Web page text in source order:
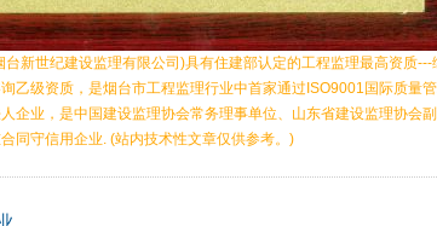
新世纪建设监理有限公司)具有住建部认定的工程监理最高资质---
乙级资质，是烟台市工程监理行业中首家通过ISO9001国际质量
企业，是中国建设监理协会常务理事单位、山东省建设监理协会副
同守信用企业. (站内技术性文章仅供参考。)